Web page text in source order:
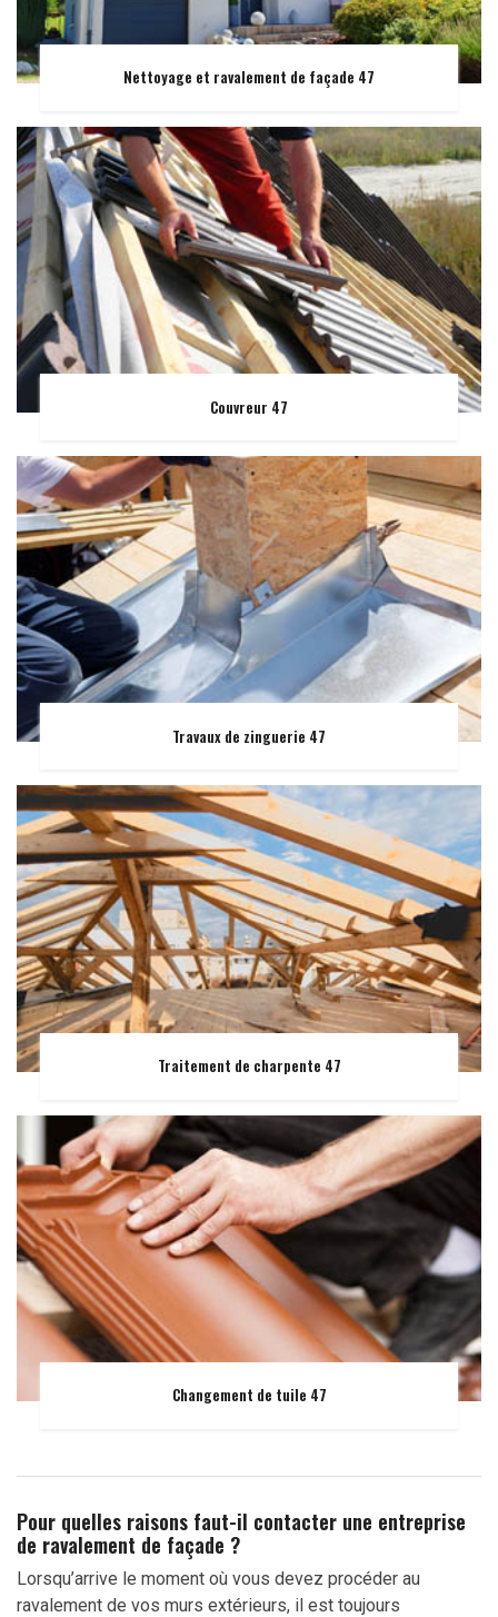
Nettoyage et ravalement de façade 47
Couvreur 47
Travaux de zinguerie 47
Traitement de charpente 47
Changement de tuile 47
Pour quelles raisons faut-il contacter une entreprise
de ravalement de façade ?
Lorsqu’arrive le moment où vous devez procéder au
ravalement de vos murs extérieurs, il est toujours